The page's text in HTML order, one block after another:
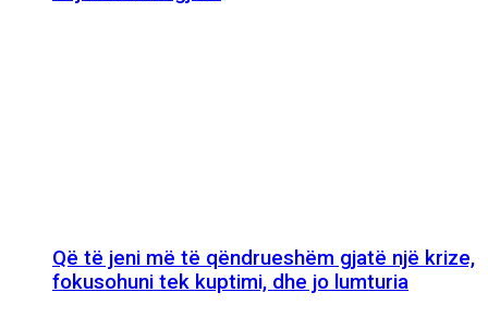
Që të jeni më të qëndrueshëm gjatë një krize,
fokusohuni tek kuptimi, dhe jo lumturia